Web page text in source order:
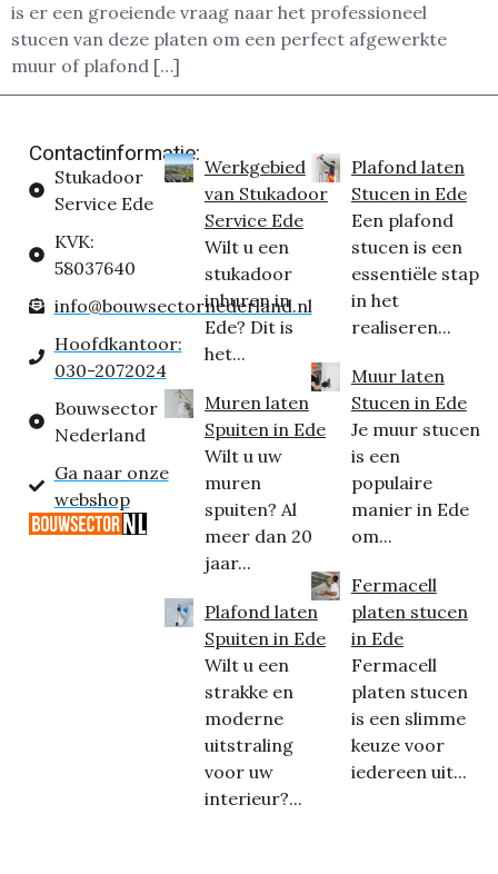
is er een groeiende vraag naar het professioneel
stucen van deze platen om een perfect afgewerkte
muur of plafond […]
Contactinformatie:
Stukadoor
Service Ede
KVK:
58037640
info@bouwsectornederland.nl
Hoofdkantoor:
030-2072024
Bouwsector
Nederland
Ga naar onze
webshop
Werkgebied
van Stukadoor
Service Ede
Wilt u een
stukadoor
inhuren in
Ede? Dit is
het...
Muren laten
Spuiten in Ede
Wilt u uw
muren
spuiten? Al
meer dan 20
jaar...
Plafond laten
Spuiten in Ede
Wilt u een
strakke en
moderne
uitstraling
voor uw
interieur?...
Plafond laten
Stucen in Ede
Een plafond
stucen is een
essentiële stap
in het
realiseren...
Muur laten
Stucen in Ede
Je muur stucen
is een
populaire
manier in Ede
om...
Fermacell
platen stucen
in Ede
Fermacell
platen stucen
is een slimme
keuze voor
iedereen uit...